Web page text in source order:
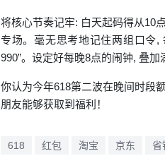
将核心节奏记牢: 白天起码得从10
专场。毫无思考地记住两组口令,
990”。设定好每晚8点的闹钟, 叠
你认为今年618第二波在晚间时段
朋友能够获取到福利！
618 红包 淘宝 京东 省